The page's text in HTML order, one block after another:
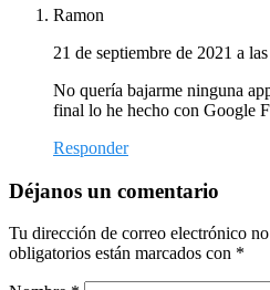
Ramon
21 de septiembre de 2021 a
No quería bajarme ninguna
final lo he hecho con Google
Responder
Déjanos un comentario
Tu dirección de correo electrónico
obligatorios están marcados con *